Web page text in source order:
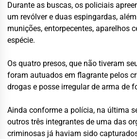
Durante as buscas, os policiais
um revólver e duas espingardas,
munições, entorpecentes, aparelhos
espécie.
Os quatro presos, que não tiveram
foram autuados em flagrante pelos
drogas e posse irregular de arma de
Ainda conforme a polícia, na última
outros três integrantes de uma das
criminosas já haviam sido